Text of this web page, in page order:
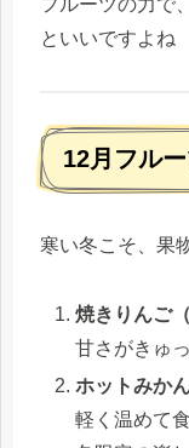
フルーツの力で
といいですよね
12月フル
寒い冬こそ、果
焼きりんご
甘さがきゅ
ホットみか
軽く温めて